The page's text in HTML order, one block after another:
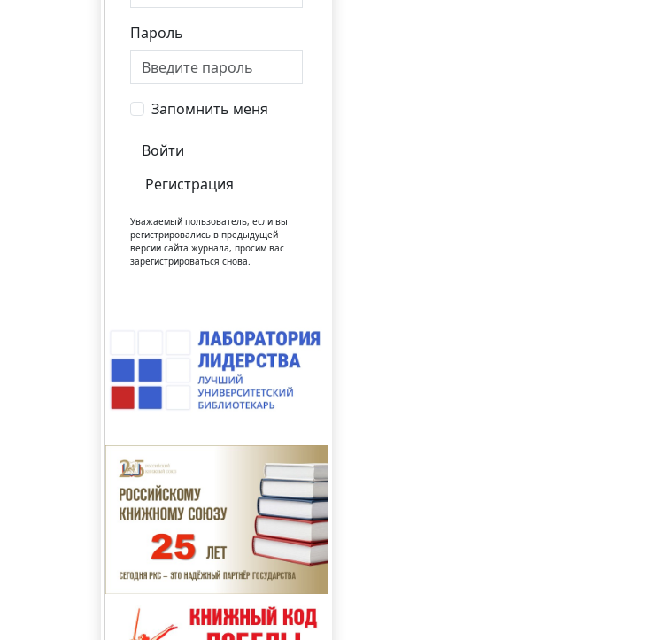
Пароль
Запомнить меня
Войти
Регистрация
Уважаемый пользователь, если вы
регистрировались в предыдущей
версии сайта журнала, просим вас
зарегистрироваться снова.